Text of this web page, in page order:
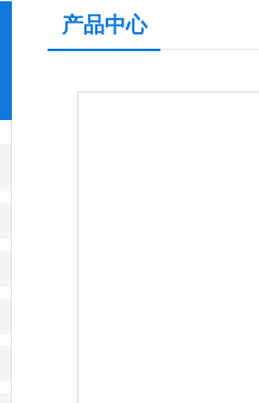
产品中心